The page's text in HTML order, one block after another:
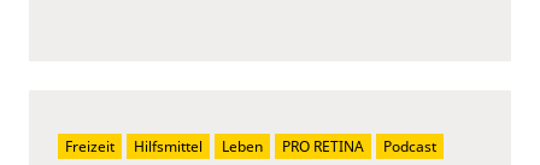
Freizeit Hilfsmittel Leben PRO RETINA
Podcast